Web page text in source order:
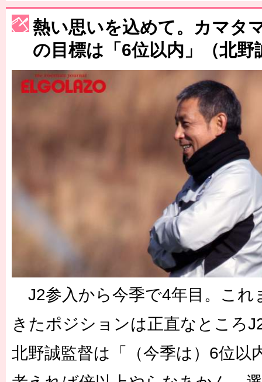
［3214号］WEST制覇
［3215号］WEEKLY EG SELECTION
［3216号］行く末占うラストワン
［3217号］最高の景色へ出国
熱い思いを込めて。カマタ
の目標は「6位以内」（北野
J2参入から今季で4年目。これ
きたポジションは正直なところ
北野誠監督は「（今季は）6位以